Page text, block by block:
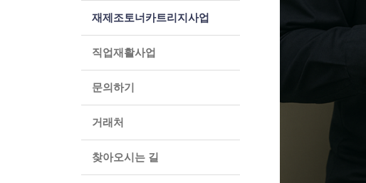
재제조토너카트리지사업
직업재활사업
문의하기
거래처
찾아오시는 길